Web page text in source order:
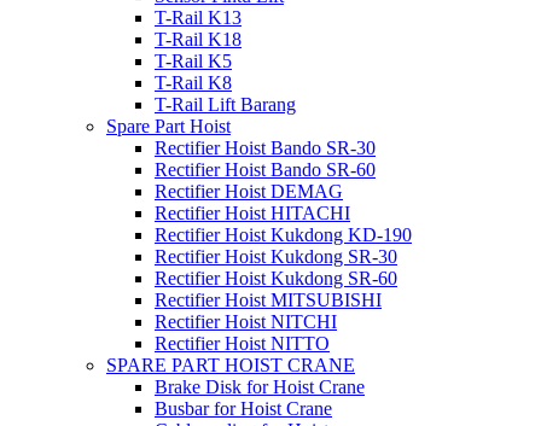
T-Rail K13
T-Rail K18
T-Rail K5
T-Rail K8
T-Rail Lift Barang
Spare Part Hoist
Rectifier Hoist Bando SR-30
Rectifier Hoist Bando SR-60
Rectifier Hoist DEMAG
Rectifier Hoist HITACHI
Rectifier Hoist Kukdong KD-190
Rectifier Hoist Kukdong SR-30
Rectifier Hoist Kukdong SR-60
Rectifier Hoist MITSUBISHI
Rectifier Hoist NITCHI
Rectifier Hoist NITTO
SPARE PART HOIST CRANE
Brake Disk for Hoist Crane
Busbar for Hoist Crane